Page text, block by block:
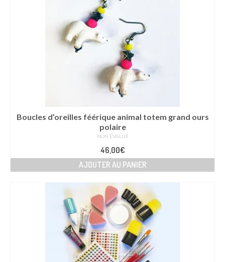
Boucles d’oreilles féérique animal totem grand ours
polaire
NON ÉVALUÉ
46,00€
AJOUTER AU PANIER